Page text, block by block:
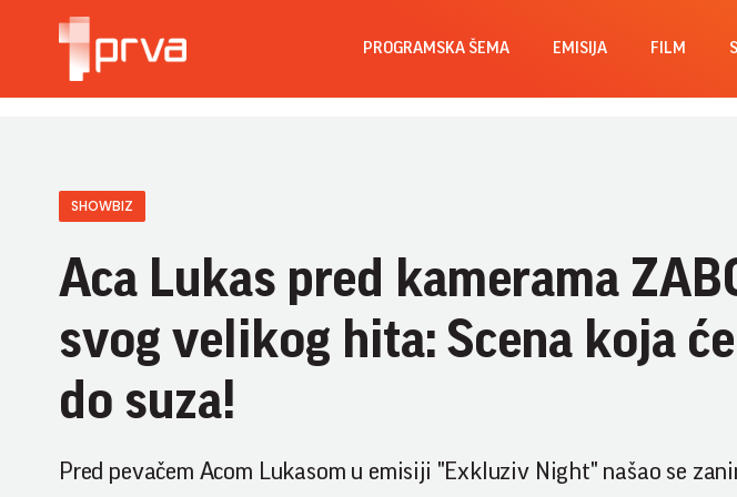
PROGRAMSKA ŠEMA EMISIJA FILM
SHOWBIZ
Aca Lukas pred kamerama
svog velikog hita: Scena koja
do suza!
Pred pevačem Acom Lukasom u emisiji "Exkluziv Night" našao se